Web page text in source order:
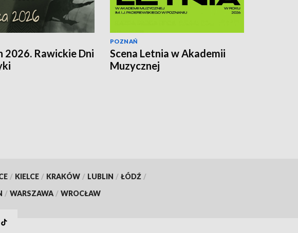
2026. Rawickie Dni
POZNAŃ
Scena Letnia w Akademii
Muzycznej
/ KIELCE / KRAKÓW / LUBLIN / ŁÓDŹ /
/ WARSZAWA / WROCŁAW